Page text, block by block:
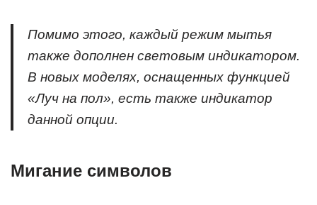
Помимо этого, каждый режим мытья
также дополнен световым индикатором.
В новых моделях, оснащенных функцией
«Луч на пол», есть также индикатор
данной опции.
Мигание символов